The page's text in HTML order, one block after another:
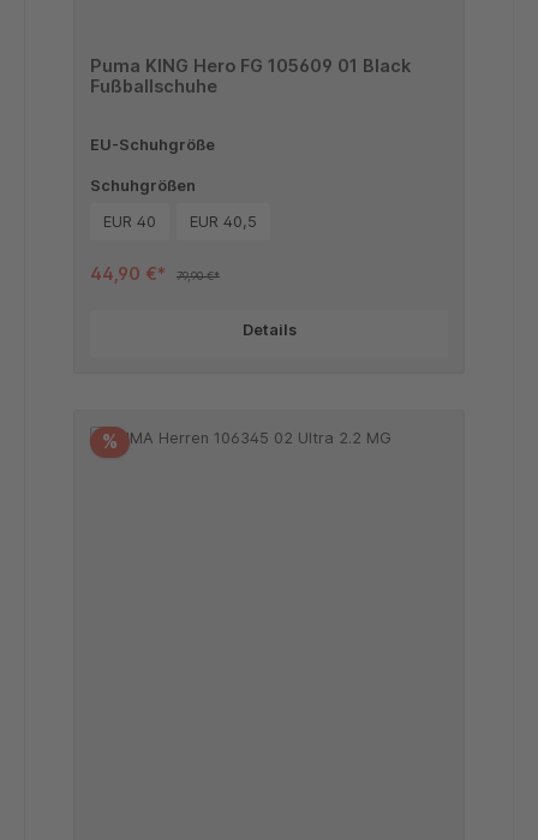
Puma KING Hero FG 105609 01 Black
Fußballschuhe
EU-Schuhgröße
Schuhgrößen
EUR 40
EUR 40,5
44,90 €* 79,90 €*
Details
%